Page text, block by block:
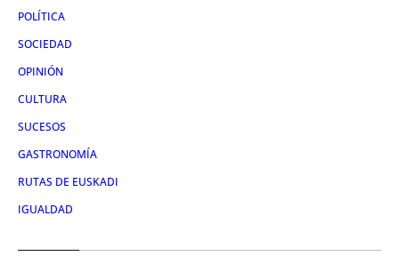
POLÍTICA
SOCIEDAD
OPINIÓN
CULTURA
SUCESOS
GASTRONOMÍA
RUTAS DE EUSKADI
IGUALDAD